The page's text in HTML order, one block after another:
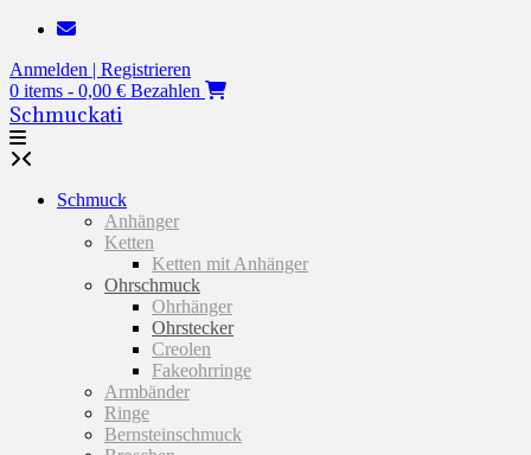
Zum
springen
Anmelden | Registrieren
0 items - 0,00 € Bezahlen
Schmuckati
Schmuck
Anhänger
Ketten
Ketten mit Anhänger
Ohrschmuck
Ohrhänger
Ohrstecker
Creolen
Fakeohrringe
Armbänder
Ringe
Bernsteinschmuck